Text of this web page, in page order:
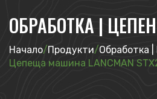
ОБРАБОТКА |
Начало/Продукти/Обработка
Цепеща машина LANCMAN